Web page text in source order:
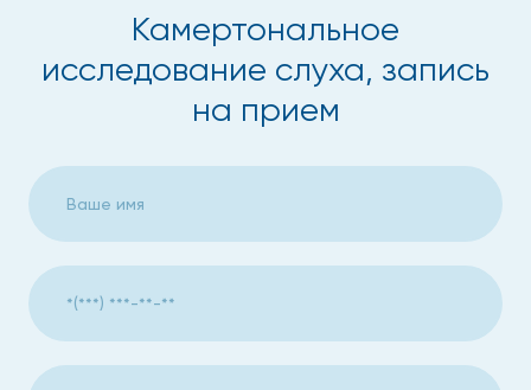
Камертональное
исследование слуха, запись
на прием